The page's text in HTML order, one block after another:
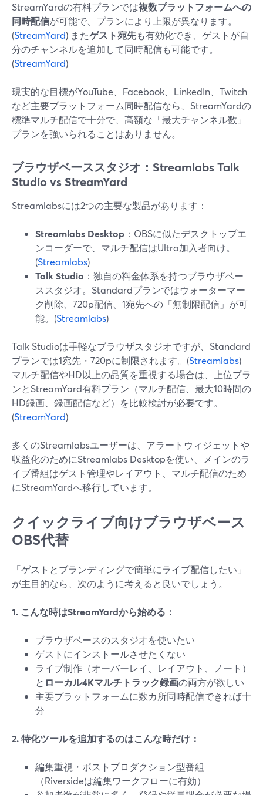
StreamYardの有料プランでは複数プラットフォームへの
同時配信が可能で、プランにより上限が異なります。
(StreamYard) またゲスト宛先も有効化でき、ゲストが自
分のチャンネルを追加して同時配信も可能です。
(StreamYard)
現実的な目標がYouTube、Facebook、LinkedIn、Twitch
など主要プラットフォーム同時配信なら、StreamYardの
標準マルチ配信で十分で、高額な「最大チャンネル数」
プランを強いられることはありません。
ブラウザベーススタジオ：Streamlabs Talk
Studio vs StreamYard
Streamlabsには2つの主要な製品があります：
Streamlabs Desktop ：OBSに似たデスクトップエ
ンコーダーで、マルチ配信はUltra加入者向け。
(Streamlabs)
Talk Studio ：独自の料金体系を持つブラウザベー
ススタジオ。Standardプランではウォーターマー
ク削除、720p配信、1宛先への「無制限配信」が可
能。(Streamlabs)
Talk Studioは手軽なブラウザスタジオですが、Standard
プランでは1宛先・720pに制限されます。(Streamlabs)
マルチ配信やHD以上の品質を重視する場合は、上位プラ
ンとStreamYard有料プラン（マルチ配信、最大10時間の
HD録画、録画配信など）を比較検討が必要です。
(StreamYard)
多くのStreamlabsユーザーは、アラートウィジェットや
収益化のためにStreamlabs Desktopを使い、メインのラ
イブ番組はゲスト管理やレイアウト、マルチ配信のため
にStreamYardへ移行しています。
クイックライブ向けブラウザベース
OBS代替
「ゲストとブランディングで簡単にライブ配信したい」
が主目的なら、次のように考えると良いでしょう。
1. こんな時はStreamYardから始める：
ブラウザベースのスタジオを使いたい
ゲストにインストールさせたくない
ライブ制作（オーバーレイ、レイアウト、ノート）
と ローカル4Kマルチトラック録画の両方が欲しい
主要プラットフォームに数カ所同時配信できれば十
分
2. 特化ツールを追加するのはこんな時だけ：
編集重視・ポストプロダクション型番組
（Riversideは編集ワークフローに有効）